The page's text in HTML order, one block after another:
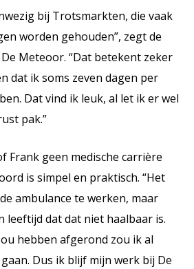
bij Trotsmarkten, die vaak
worden gehouden”, zegt de
Meteoor. “Dat betekent zeker
dat ik soms zeven dagen per
Dat vind ik leuk, al let ik er wel
pak.”
Frank geen medische carrière
is simpel en praktisch. “Het
ambulance te werken, maar
leeftijd dat dat niet haalbaar is.
hebben afgerond zou ik al
Dus ik blijf mijn werk bij De